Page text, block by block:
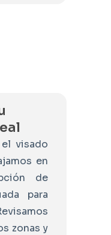
visado
en
de
para
zonas y